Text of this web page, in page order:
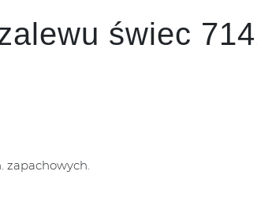
świec
zapachowych.